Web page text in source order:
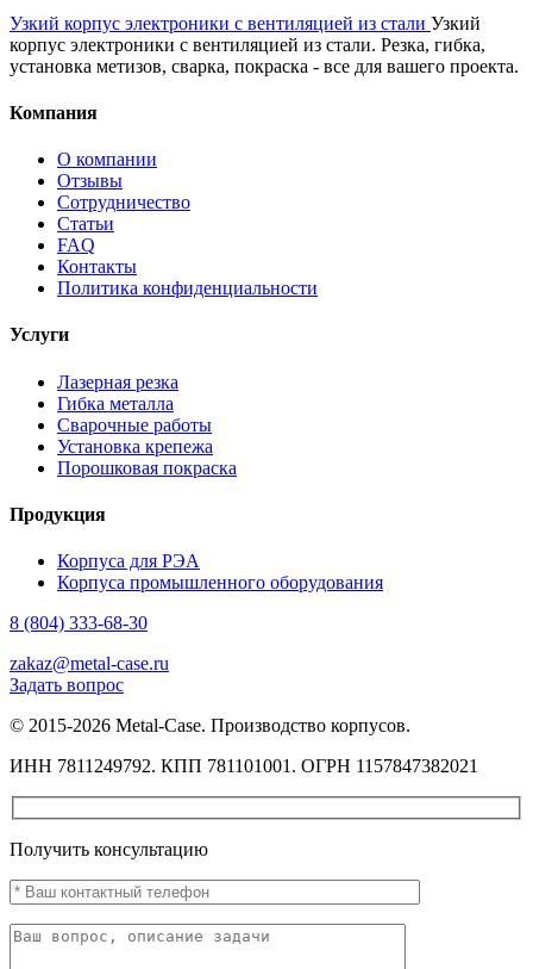
Узкий корпус электроники с вентиляцией из стали Узкий
корпус электроники с вентиляцией из стали. Резка, гибка,
установка метизов, сварка, покраска - все для вашего проекта. ️
Компания
О компании
Отзывы
Сотрудничество
Статьи
FAQ
Контакты
Политика конфиденциальности
Услуги
Лазерная резка
Гибка металла
Сварочные работы
Установка крепежа
Порошковая покраска
Продукция
Корпуса для РЭА
Корпуса промышленного оборудования
8 (804) 333-68-30
zakaz@metal-case.ru
Задать вопрос
© 2015-2026 Metal-Case. Производство корпусов.
ИНН 7811249792. КПП 781101001. ОГРН 1157847382021
Получить консультацию